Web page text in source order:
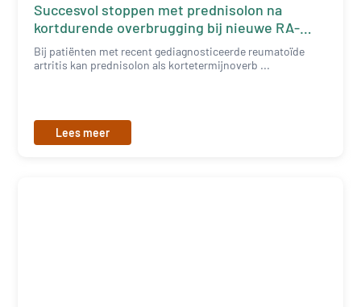
Succesvol stoppen met prednisolon na
kortdurende overbrugging bij nieuwe RA-
patiënten
Bij patiënten met recent gediagnosticeerde reumatoïde
artritis kan prednisolon als kortetermijnoverb ...
Lees meer